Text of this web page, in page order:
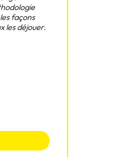
façons
les déjouer.